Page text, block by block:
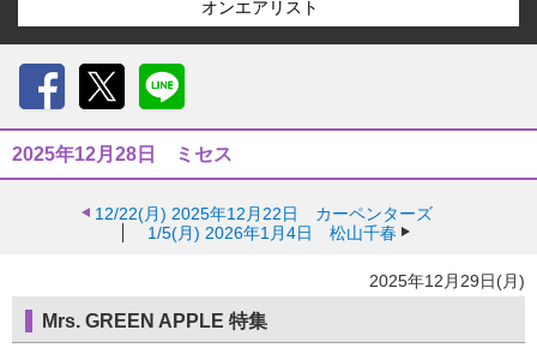
オンエアリスト
2025年12月28日 ミセス
12/22(月) 2025年12月22日 カーペンターズ
1/5(月) 2026年1月4日 松山千春
2025年12月29日(月)
Mrs. GREEN APPLE 特集